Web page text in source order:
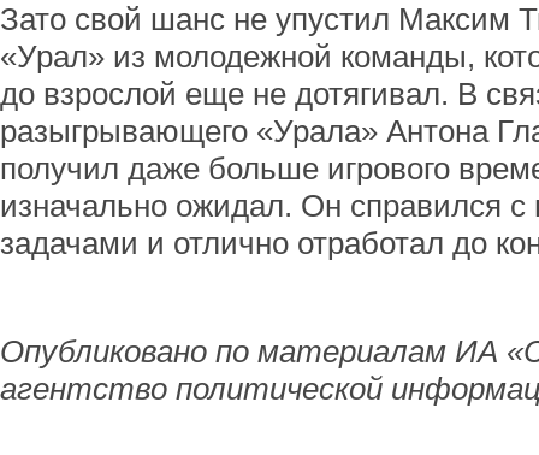
Зато свой шанс не упустил Максим
«Урал» из молодежной команды,
до взрослой еще не дотягивал. В
разыгрывающего «Урала» Антона
получил даже больше игрового
изначально ожидал. Он справился
задачами и отлично отработал до
Опубликовано по материалам ИА
агентство политической